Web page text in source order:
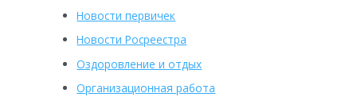
Новости первичек
Новости Росреестра
Оздоровление и отдых
Организационная работа